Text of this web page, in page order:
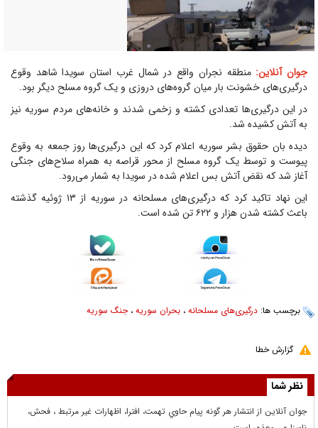
جوان آنلاین: منطقه نجران واقع در شمال غرب استان سویدا شاهد وقوع
درگیری‌های خشونت بار میان گروه‌های دروزی و یک گروه مسلح دیگر بود.
در این درگیری‌ها تعدادی کشته و زخمی شدند و خانه‌های مردم سوریه نیز
به آتش کشیده شد.
دیده بان حقوق بشر سوریه اعلام کرد که این درگیری‌ها روز جمعه به وقوع
پیوست و توسط یک گروه مسلح از محور قراصه به همراه سلاح‌های جنگی
آغاز شد که نقض آتش بس اعلام شده در سویدا به شمار می‌رود.
این نهاد تاکید کرد که درگیری‌های مسلحانه در سوریه از ۱۳ ژوئیه گذشته
باعث کشته شدن هزار و ۶۲۲ تن شده است.
برچسب ها: درگیری‌های مسلحانه ، بحران سوریه ،جنگ سوریه
گزارش خطا
نظر شما
جوان آنلاين از انتشار هر گونه پيام حاوي تهمت، افترا، اظهارات غير مرتبط ، فحش،